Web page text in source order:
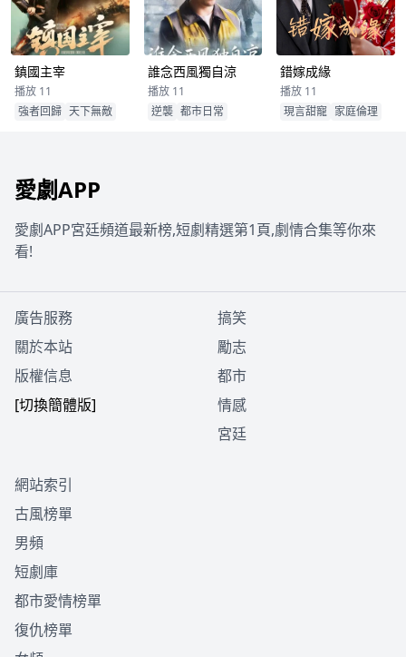
鎮國主宰
播放 11
強者回歸 天下無敵
誰念西風獨自涼
播放 11
逆襲 都市日常
錯嫁成緣
播放 11
現言甜寵 家庭倫理
愛劇APP
愛劇APP宮廷頻道最新榜,短劇精選第1頁,劇情合集等你來
看!
廣告服務
關於本站
版權信息
[切換簡體版]
搞笑
勵志
都市
情感
宮廷
網站索引
古風榜單
男頻
短劇庫
都市愛情榜單
復仇榜單